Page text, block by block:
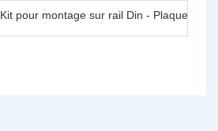
Kit pour montage sur rail Din - Plaque